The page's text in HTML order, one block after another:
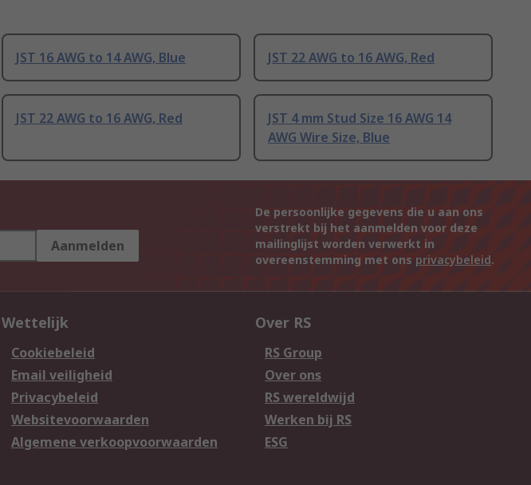
JST 16 AWG to 14 AWG, Blue JST 22 AWG to 16 AWG, Red
JST 22 AWG to 16 AWG, Red
JST 4 mm Stud Size 16 AWG 14
AWG Wire Size, Blue
Aanmelden
De persoonlijke gegevens die u aan ons
verstrekt bij het aanmelden voor deze
mailinglijst worden verwerkt in
overeenstemming met ons privacybeleid.
Wettelijk
Cookiebeleid
Email veiligheid
Privacybeleid
Websitevoorwaarden
Algemene verkoopvoorwaarden
Over RS
RS Group
Over ons
RS wereldwijd
Werken bij RS
ESG